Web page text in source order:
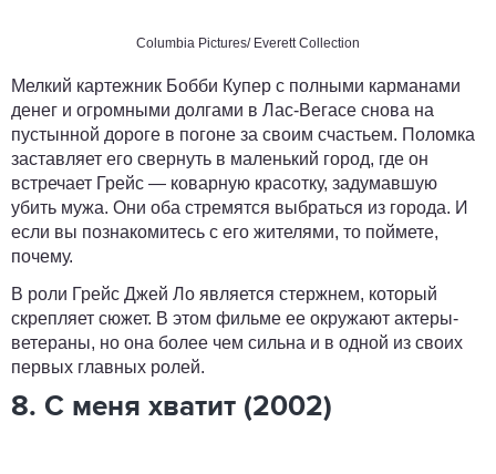
Columbia Pictures/ Everett Collection
Мелкий картежник Бобби Купер с полными карманами
денег и огромными долгами в Лас-Вегасе снова на
пустынной дороге в погоне за своим счастьем. Поломка
заставляет его свернуть в маленький город, где он
встречает Грейс — коварную красотку, задумавшую
убить мужа. Они оба стремятся выбраться из города. И
если вы познакомитесь с его жителями, то поймете,
почему.
В роли Грейс Джей Ло является стержнем, который
скрепляет сюжет. В этом фильме ее окружают актеры-
ветераны, но она более чем сильна и в одной из своих
первых главных ролей.
8. С меня хватит (2002)